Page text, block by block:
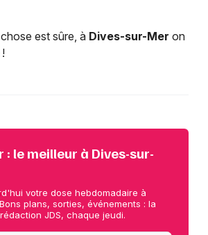
est sûre, à Dives-sur-Mer on
le meilleur à Dives-sur-
votre dose hebdomadaire à
plans, sorties, événements : la
JDS, chaque jeudi.